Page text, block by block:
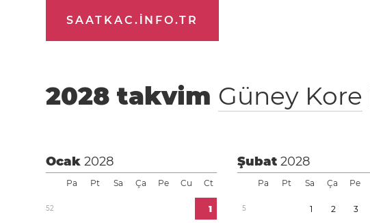
SAATKAC.INFO.TR
2028 takvim Güney Kore
Ocak2028
Pa Pt Sa Ça Pe Cu Ct
52 1
Şubat2028
Pa Pt Sa Ça Pe
5 1 2 3